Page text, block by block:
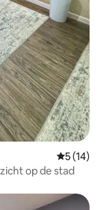
5 (14)
op de stad